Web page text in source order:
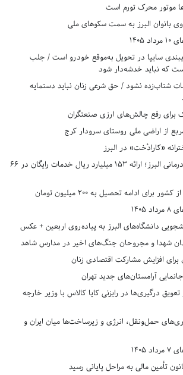
موتور محرک تورم است
بانوان البرز به سمت سکوهای ملی
سایپا در تحویل به‌موقع خودرو است / جلب
که نباید خدشه‌دار شود
شتاب‌زده نشود / حق شرعی زنان نباید دستمایه
برای رفع چالش‌های ارزی صنعتگران
«کارادُخت» در البرز
رکوردزنی در عدالت درمانی البرز؛ ارائه ۱۵۳ میلیارد ریال خدمات رایگان در ۶۶
ادامه تحصیل به ۲۰۰ میلیون تومان
دانشگاه‌های البرز به پیاده‌روی اربعین + عکس
شهدا و مجروحان جنگ‌های اخیر در مدارس شاهد
برای افزایش مشارکت اقتصادی زنان
آرامستان‌های جدید تهران
درگیری‌ها در رایزنی کایا کالاس با وزیر خارجه
حمل‌ونقل، انرژی و زیرساخت‌ها میان ایران و
تأمین مالی به مراحل پایانی رسید